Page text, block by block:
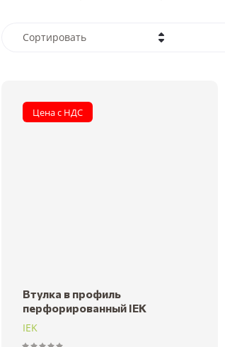
Сортировать
Название - Я-А
Цена с НДС
Втулка в профиль
перфорированный IEK
IEK